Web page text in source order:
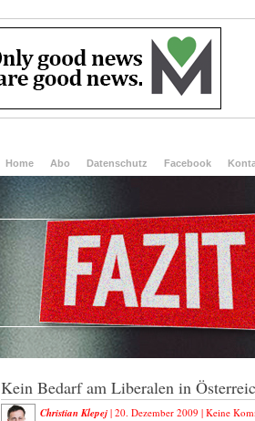
Home Abo Datenschutz Facebook
Kein Bedarf am Liberalen in
Christian Klepej | 20. Dezember 2009 | Keine